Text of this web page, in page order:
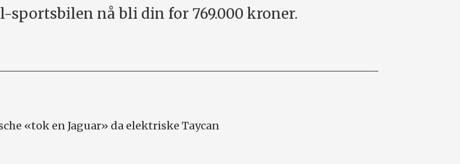
sportsbilen nå bli din for 769.000 kroner.
«tok en Jaguar» da elektriske Taycan